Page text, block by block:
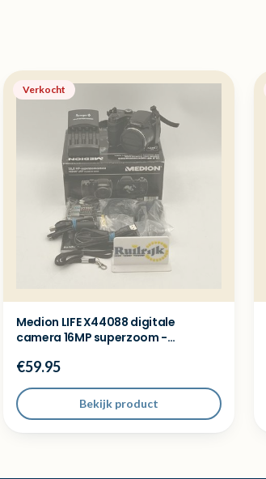
Verkocht
Medion LIFE X44088 digitale
camera 16MP superzoom -
€59.95
Bekijk product